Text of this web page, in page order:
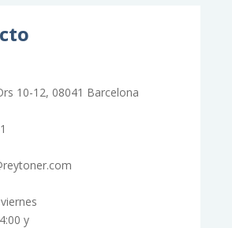
10-12, 08041 Barcelona
y